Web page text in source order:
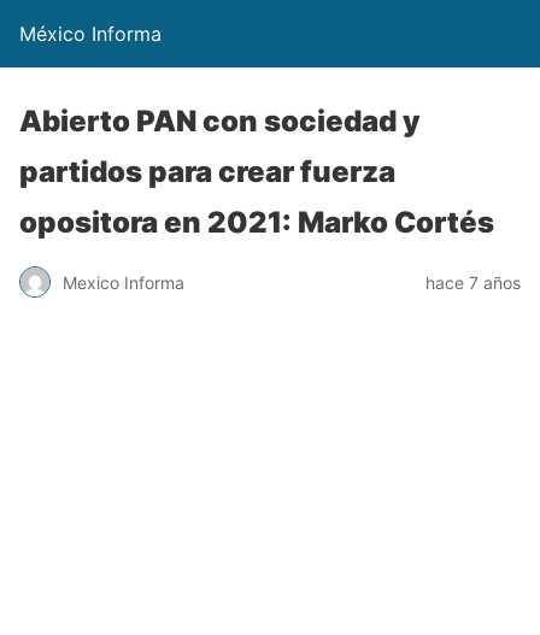
México Informa
Abierto PAN con sociedad y
partidos para crear fuerza
opositora en 2021: Marko Cortés
Mexico Informa hace 7 años